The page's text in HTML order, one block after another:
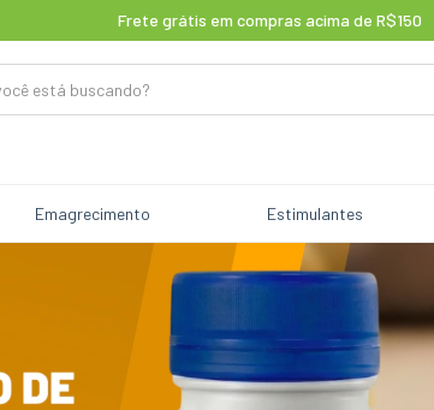
Frete grátis em compras acima de R$150
Emagrecimento Estimulantes